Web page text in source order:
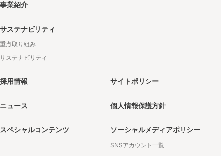
事業紹介
サステナビリティ
重点取り組み
サステナビリティ
採用情報
ニュース
スペシャルコンテンツ
サイトポリシー
個人情報保護方針
ソーシャルメディアポリシー
SNSアカウント一覧